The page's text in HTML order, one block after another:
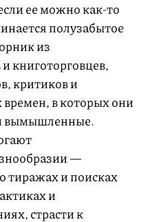
ее можно как-то
полузабытое
из
книготорговцев,
критиков и
времен, в которых они
вымышленные.
—
тиражах и поисках
и
страсти к